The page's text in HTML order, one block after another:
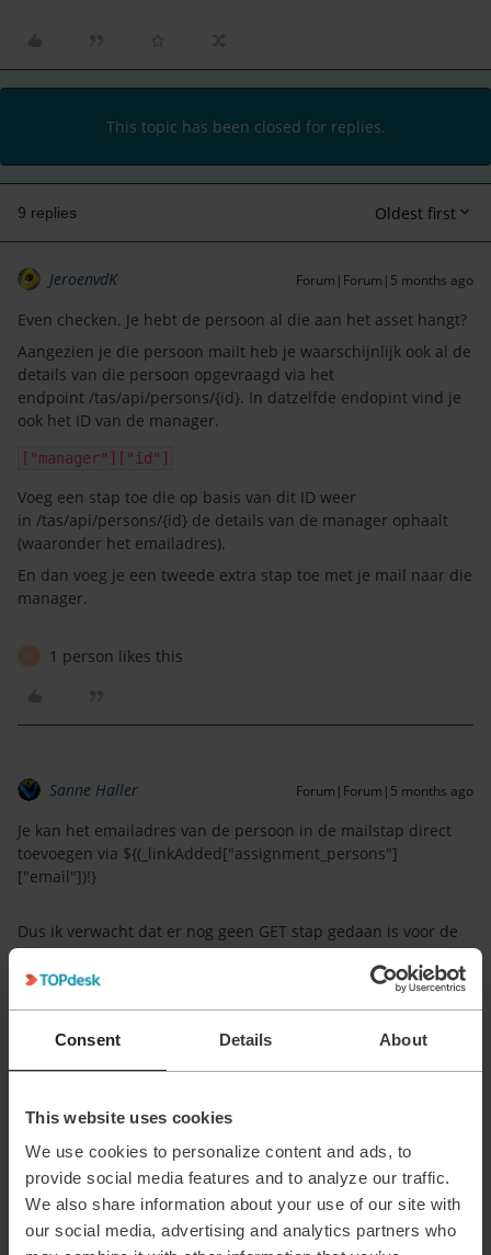
Consent Details About
This website uses cookies
We use cookies to personalize content and ads, to
provide social media features and to analyze our traffic.
We also share information about your use of our site with
our social media, advertising and analytics partners who
This topic has been closed for replies.
9 replies Oldest first
JeroenvdK Forum|Forum|5 months ago
Even checken. Je hebt de persoon al die aan het asset hangt?
Aangezien je die persoon mailt heb je waarschijnlijk ook al de
details van die persoon opgevraagd via het
endpoint /tas/api/persons/{id}. In datzelfde endopint vind je
ook het ID van de manager.
["manager"]["id"]
Voeg een stap toe die op basis van dit ID weer
in /tas/api/persons/{id} de details van de manager ophaalt
(waaronder het emailadres).
En dan voeg je een tweede extra stap toe met je mail naar die
manager.
1 person likes this
Sanne Haller Forum|Forum|5 months ago
Je kan het emailadres van de persoon in de mailstap direct
toevoegen via ${(_linkAdded["assignment_persons"]
["email"])!}
Dus ik verwacht dat er nog geen GET stap gedaan is voor de
1e mail. De GET op de gekoppelde persoon is wel nodig om
bij de gegevens van de manager te komen.
2 people like this
Sandra van de Wijngaart AUTHOR
Forum|Forum|5 months ago
Ik heb via de module asset een middelenactie aangemaakt.
Daar in staat, zodra er een asset wordt toegewezen aan een